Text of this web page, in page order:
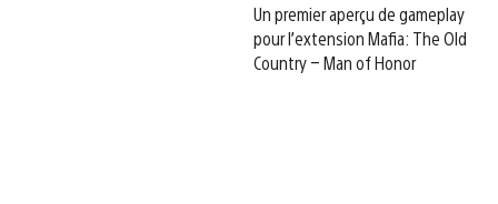
Un premier aperçu de gameplay
pour l’extension Mafia: The Old
Country – Man of Honor